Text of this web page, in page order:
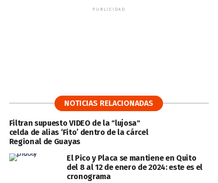
PUBLICIDAD
NOTICIAS RELACIONADAS
Filtran supuesto VIDEO de la "lujosa"
celda de alias ‘Fito’ dentro de la cárcel
Regional de Guayas
El Pico y Placa se mantiene en Quito
del 8 al 12 de enero de 2024: este es el
cronograma